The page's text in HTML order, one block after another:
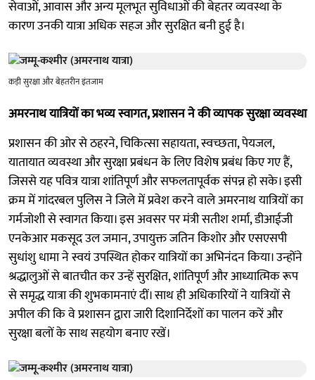
सेवाओं, आवास और अन्य मूलभूत सुविधाओं की बेहतर व्यवस्था के
कारण उनकी यात्रा अधिक सहज और सुरक्षित बनी हुई है।
कड़ी सुरक्षा और बेहतरीन इंतजाम
अमरनाथ यात्रियों का भव्य स्वागत, प्रशासन ने की व्यापक सुरक्षा व्यवस्था
प्रशासन की ओर से ठहरने, चिकित्सा सहायता, स्वच्छता, पेयजल,
यातायात व्यवस्था और सुरक्षा प्रबंधन के लिए विशेष प्रबंध किए गए हैं,
जिससे यह पवित्र यात्रा शांतिपूर्ण और सफलतापूर्वक संपन्न हो सके। इसी
क्रम में गांदरबल पुलिस ने जिले में प्रवेश करने वाले अमरनाथ यात्रियों का
गर्मजोशी से स्वागत किया। इस अवसर पर मंत्री सतीश शर्मा, डीआईजी
एनकेआर मकसूद उल जमान, उपायुक्त जतिन किशोर और एसएसपी
सुधांशु धामा ने स्वयं उपस्थित होकर यात्रियों का अभिनंदन किया। उन्होंने
श्रद्धालुओं से बातचीत कर उन्हें सुरक्षित, शांतिपूर्ण और आध्यात्मिक रूप
से समृद्ध यात्रा की शुभकामनाएं दीं। साथ ही अधिकारियों ने यात्रियों से
अपील की कि वे प्रशासन द्वारा जारी दिशानिर्देशों का पालन करें और
सुरक्षा बलों के साथ सहयोग बनाए रखें।